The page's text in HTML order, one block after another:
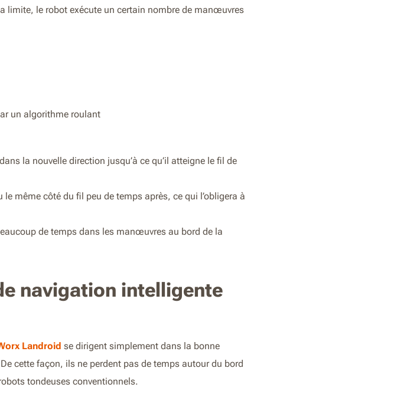
limite, le robot exécute un certain nombre de manœuvres
un algorithme roulant
la nouvelle direction jusqu’à ce qu’il atteigne le fil de
même côté du fil peu de temps après, ce qui l’obligera à
de temps dans les manœuvres au bord de la
navigation intelligente
Landroid se dirigent simplement dans la bonne
cette façon, ils ne perdent pas de temps autour du bord
tondeuses conventionnels.